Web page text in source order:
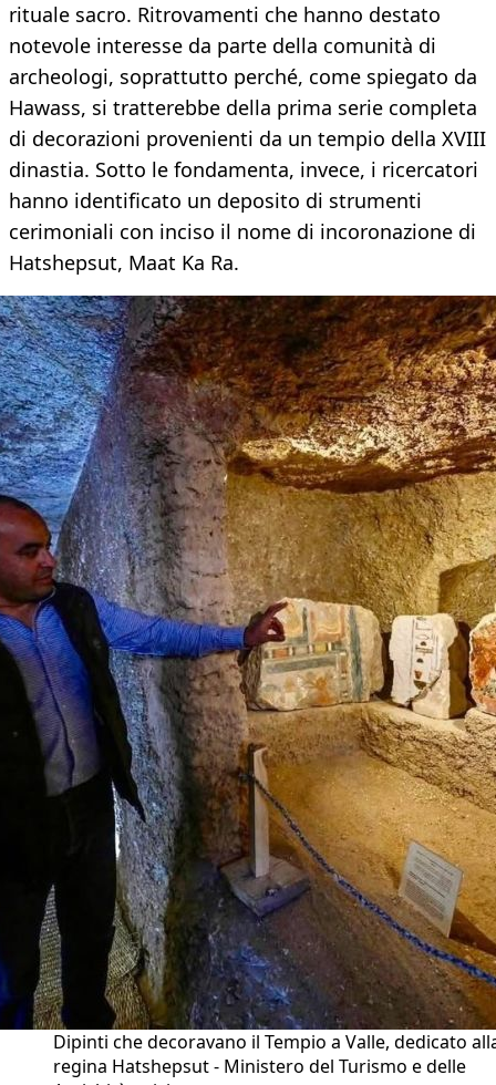
rituale sacro. Ritrovamenti che hanno destato
notevole interesse da parte della comunità di
archeologi, soprattutto perché, come spiegato da
Hawass, si tratterebbe della prima serie completa
di decorazioni provenienti da un tempio della XVIII
dinastia. Sotto le fondamenta, invece, i ricercatori
hanno identificato un deposito di strumenti
cerimoniali con inciso il nome di incoronazione di
Hatshepsut, Maat Ka Ra.
Dipinti che decoravano il Tempio a Valle, dedicato
regina Hatshepsut - Ministero del Turismo e delle